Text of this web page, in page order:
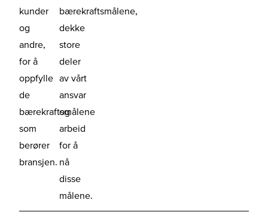
kunder
og
andre,
for å
oppfylle
de
bærekraftsmålene
som
berører
bransjen.
bærekraftsmålene,
dekke
store
deler
av vårt
ansvar
og
arbeid
for å
nå
disse
målene.